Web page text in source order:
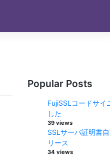
Popular Posts
FujiSSLコードサイ
した
39 views
SSLサーバ証明書
リース
34 views